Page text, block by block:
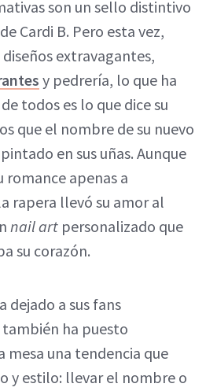
son un sello distintivo
Cardi B. Pero esta vez,
extravagantes,
y pedrería, lo que ha
todos es lo que dice su
que el nombre de su nuevo
en sus uñas. Aunque
romance apenas a
rapera llevó su amor al
nail art personalizado que
su corazón.
dejado a sus fans
ha puesto
mesa una tendencia que
y estilo: llevar el nombre o